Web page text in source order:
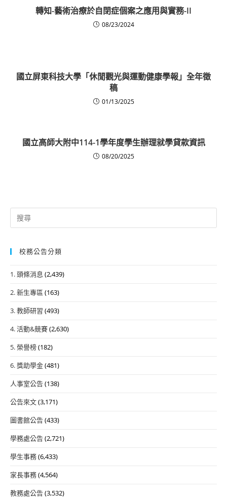
轉知-藝術治療於自閉症個案之應用與實務-II
08/23/2024
國立屏東科技大學「休閒觀光與運動健康學報」全年徵
稿
01/13/2025
國立高師大附中114-1學年度學生辦理就學貸款資訊
08/20/2025
Search
for:
校務公告分類
1. 頭條消息 (2,439)
2. 新生專區 (163)
3. 教師研習 (493)
4. 活動&競賽(2,630)
5. 榮譽榜(182)
6. 獎助學金(481)
人事室公告(138)
公告來文(3,171)
圖書館公告(433)
學務處公告(2,721)
學生事務(6,433)
家長事務(4,564)
教務處公告(3,532)